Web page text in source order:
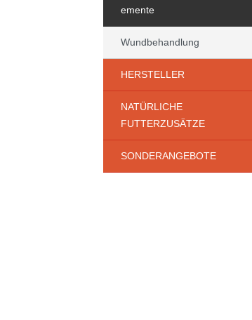
emente
Wundbehandlung
HERSTELLER
NATÜRLICHE
FUTTERZUSÄTZE
SONDERANGEBOTE